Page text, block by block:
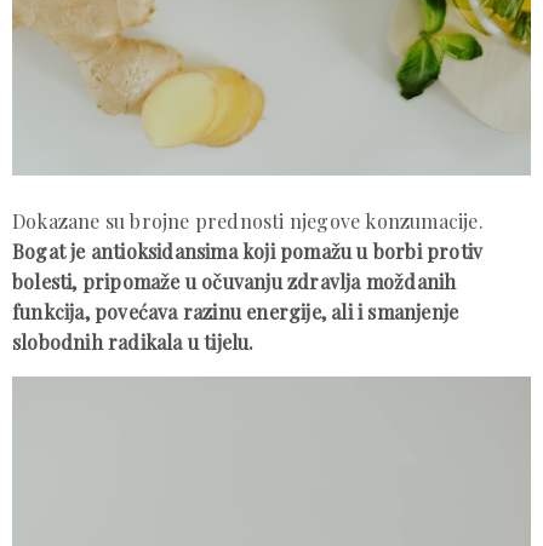
Dokazane su brojne prednosti njegove konzumacije.
Bogat je antioksidansima koji pomažu u borbi protiv
bolesti, pripomaže u očuvanju zdravlja moždanih
funkcija, povećava razinu energije, ali i smanjenje
slobodnih radikala u tijelu.